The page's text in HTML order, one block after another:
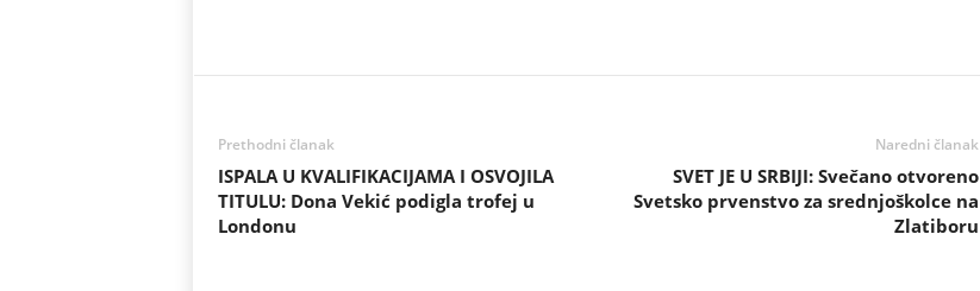
Prethodni članak
ISPALA U KVALIFIKACIJAMA I OSVOJILA
TITULU: Dona Vekić podigla trofej u
Londonu
Naredni članak
SVET JE U SRBIJI: Svečano otvoreno
Svetsko prvenstvo za srednjoškolce na
Zlatiboru